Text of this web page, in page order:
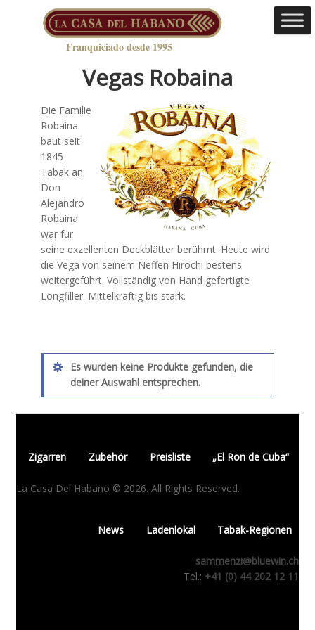
Franquiciado desde 1995
Vegas Robaina
Die Familie
Robaina
baut seit
1845
Tabak an.
Don
Alejandro
Robaina
war für
seine exzellenten Deckblätter berühmt. Heute wird
die Vega von seinem Neffen Hirochi bestens
weitergeführt. Vollständig von Hand gefertigte
Longfiller. Mittelkräftig bis stark.
Es wurden keine Produkte gefunden, die
deiner Auswahl entsprechen.
Zigarren Zubehör Preisliste „El Ron de Cuba“
La Casa Del Habano © 2026. All Rights Reserved.
News Ladenlokal Tabak-Regionen
sammenzi@bluewin.ch
Tel.: +41 (0) 44 202 12 11